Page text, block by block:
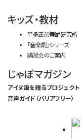
キッズ・教材
平多正於舞踊研究所
「音楽劇」シリーズ
講習会のご案内
じゃぽマガジン
アイヌ語を贈るプロジェクト
音声ガイド（バリアフリー）